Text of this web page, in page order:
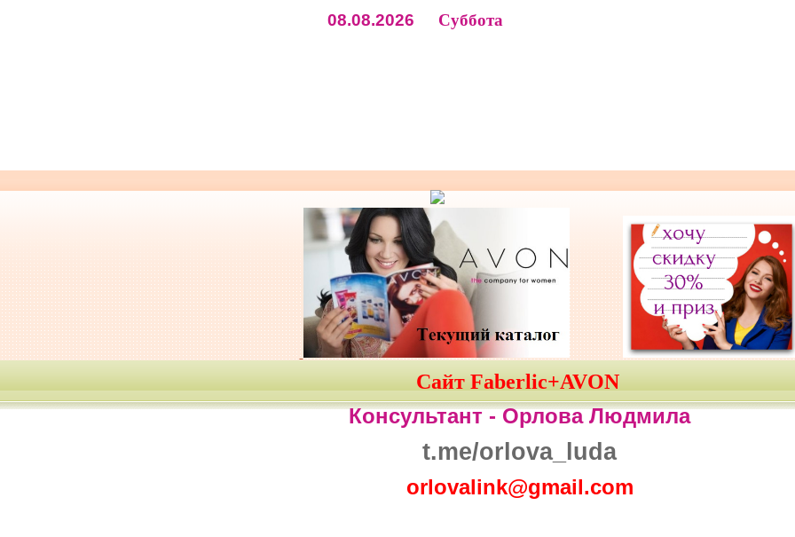
08.08.2026 Суббота
Сайт Faberlic+AVON
Консультант -Орлова Людмила
t.me/orlova_luda
orlovalink@gmail.com